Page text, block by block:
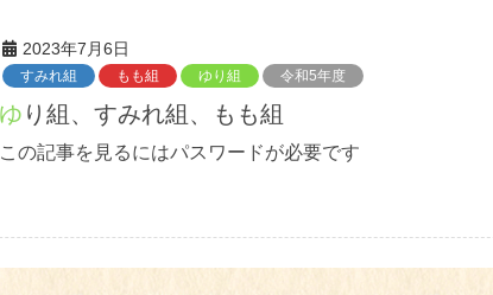
2023年7月6日
すみれ組 もも組 ゆり組 令和5年度
ゆり組、すみれ組、もも組
この記事を見るにはパスワードが必要です